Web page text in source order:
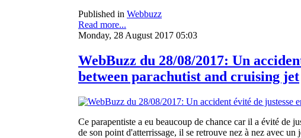
Published in Webbuzz
Read more...
Monday, 28 August 2017 05:03
WebBuzz du 28/08/2017: Un
between parachutist and cruising jet
Ce parapentiste a eu beaucoup de chance car il a évité de
de son point d'atterrissage, il se retrouve nez à nez avec